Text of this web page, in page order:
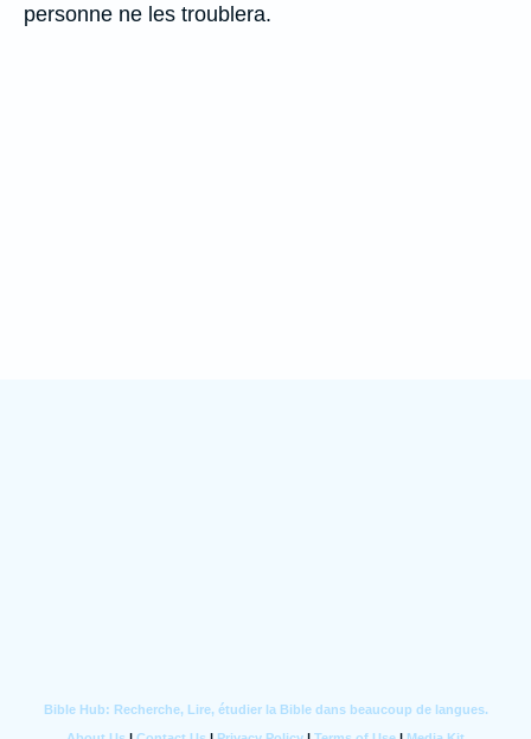
personne ne les troublera.